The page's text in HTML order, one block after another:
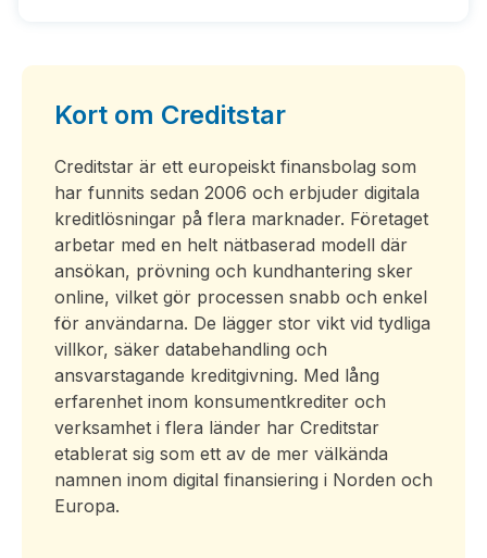
Kort om Creditstar
Creditstar är ett europeiskt finansbolag som
har funnits sedan 2006 och erbjuder digitala
kreditlösningar på flera marknader. Företaget
arbetar med en helt nätbaserad modell där
ansökan, prövning och kundhantering sker
online, vilket gör processen snabb och enkel
för användarna. De lägger stor vikt vid tydliga
villkor, säker databehandling och
ansvarstagande kreditgivning. Med lång
erfarenhet inom konsumentkrediter och
verksamhet i flera länder har Creditstar
etablerat sig som ett av de mer välkända
namnen inom digital finansiering i Norden och
Europa.